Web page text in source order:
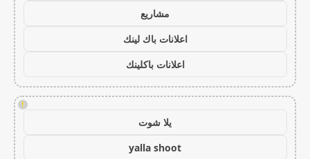
مشاريع
اعلانات باك لينك
اعلانات باكلينك
!
يلا شوت
yalla shoot